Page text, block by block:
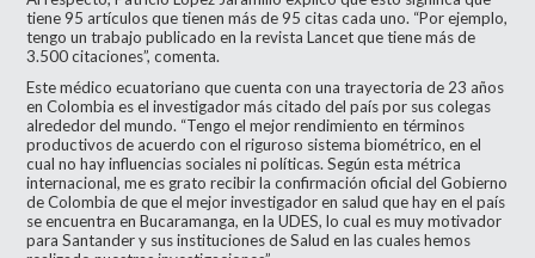
tiene 95 artículos que tienen más de 95 citas cada uno. “Por ejemplo,
tengo un trabajo publicado en la revista Lancet que tiene más de
3.500 citaciones”, comenta.
Este médico ecuatoriano que cuenta con una trayectoria de 23 años
en Colombia es el investigador más citado del país por sus colegas
alrededor del mundo. “Tengo el mejor rendimiento en términos
productivos de acuerdo con el riguroso sistema biométrico, en el
cual no hay influencias sociales ni políticas. Según esta métrica
internacional, me es grato recibir la confirmación oficial del Gobierno
de Colombia de que el mejor investigador en salud que hay en el país
se encuentra en Bucaramanga, en la UDES, lo cual es muy motivador
para Santander y sus instituciones de Salud en las cuales hemos